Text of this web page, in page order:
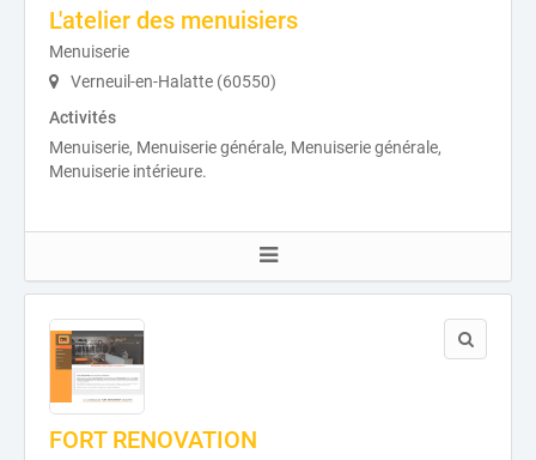
L'atelier des menuisiers
Menuiserie
Verneuil-en-Halatte (60550)
Activités
Menuiserie, Menuiserie générale, Menuiserie générale,
Menuiserie intérieure.
FORT RENOVATION